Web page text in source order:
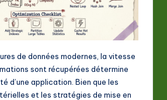
de données modernes, la vitesse
sont récupérées détermine
d’une application. Bien que les
et les stratégies de mise en